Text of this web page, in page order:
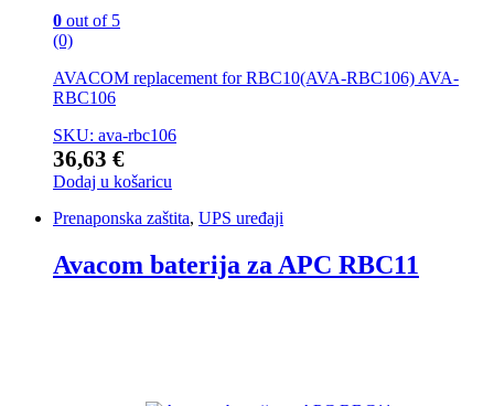
0 out of 5
(0)
AVACOM replacement for RBC10(AVA-RBC106) AVA-
RBC106
SKU: ava-rbc106
36,63 €
Dodaj u košaricu
Prenaponska zaštita, UPS uređaji
Avacom baterija za APC RBC11